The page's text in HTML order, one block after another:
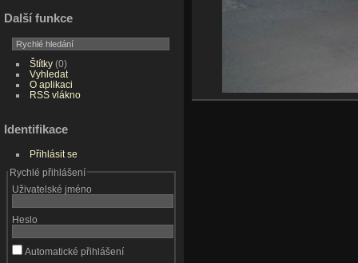
Další funkce
Štítky(0)
Vyhledat
O aplikaci
RSS vlákno
Identifikace
Přihlásit se
Rychlé přihlášení
Uživatelské jméno
Heslo
Automatické přihlášení